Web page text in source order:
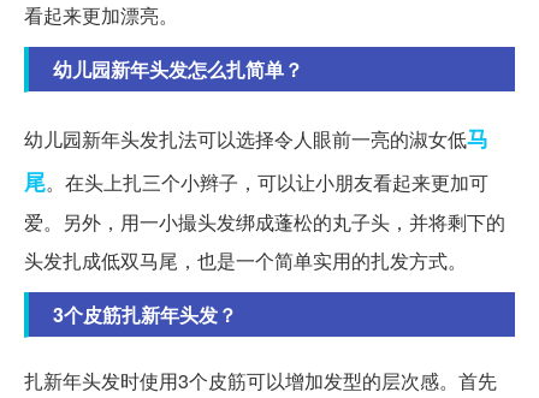
看起来更加漂亮。
幼儿园新年头发怎么扎简单？
幼儿园新年头发扎法可以选择令人眼前一亮的淑女低马
尾。在头上扎三个小辫子，可以让小朋友看起来更加可
爱。另外，用一小撮头发绑成蓬松的丸子头，并将剩下的
头发扎成低双马尾，也是一个简单实用的扎发方式。
3个皮筋扎新年头发？
扎新年头发时使用3个皮筋可以增加发型的层次感。首先